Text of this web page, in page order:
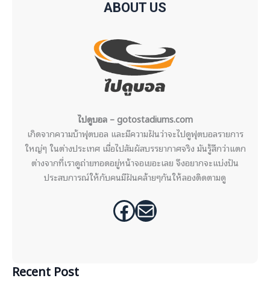
ABOUT US
ไปดูบอล – gotostadiums.com
เกิดจากความบ้าฟุตบอล และมีความฝันว่าจะไปดูฟุตบอลรายการ
ใหญ่ๆ ในต่างประเทศ เมื่อไปสัมผัสบรรยากาศจริง มันรู้สึกว่าแตก
ต่างจากที่เราดูถ่ายทอดอยู่หน้าจอเยอะเลย จึงอยากจะแบ่งปัน
ประสบการณ์ให้กับคนมีฝันคล้ายๆกันให้ลองติดตามดู
Facebook Mail
Recent Post